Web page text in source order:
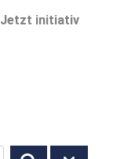
Jetzt initiativ